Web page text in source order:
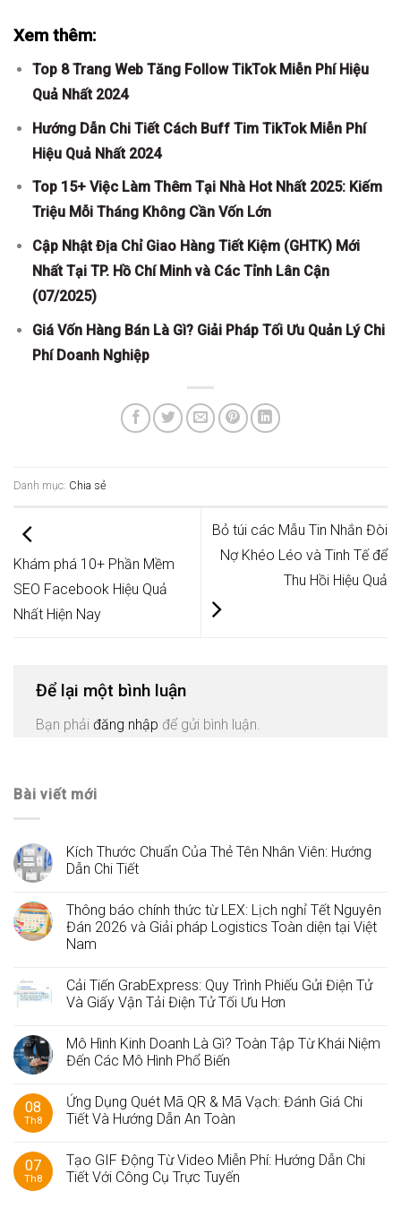
Xem thêm:
Top 8 Trang Web Tăng Follow TikTok Miễn Phí Hiệu
Quả Nhất 2024
Hướng Dẫn Chi Tiết Cách Buff Tim TikTok Miễn Phí
Hiệu Quả Nhất 2024
Top 15+ Việc Làm Thêm Tại Nhà Hot Nhất 2025: Kiếm
Triệu Mỗi Tháng Không Cần Vốn Lớn
Cập Nhật Địa Chỉ Giao Hàng Tiết Kiệm (GHTK) Mới
Nhất Tại TP. Hồ Chí Minh và Các Tỉnh Lân Cận
(07/2025)
Giá Vốn Hàng Bán Là Gì? Giải Pháp Tối Ưu Quản Lý Chi
Phí Doanh Nghiệp
Danh mục: Chia sẻ
Khám phá 10+ Phần Mềm
SEO Facebook Hiệu Quả
Nhất Hiện Nay
Bỏ túi các Mẫu Tin Nhắn Đòi
Nợ Khéo Léo và Tinh Tế để
Thu Hồi Hiệu Quả
Để lại một bình luận
Bạn phải đăng nhập để gửi bình luận.
Bài viết mới
Kích Thước Chuẩn Của Thẻ Tên Nhân Viên: Hướng
Dẫn Chi Tiết
Thông báo chính thức từ LEX: Lịch nghỉ Tết Nguyên
Đán 2026 và Giải pháp Logistics Toàn diện tại Việt
Nam
Cải Tiến GrabExpress: Quy Trình Phiếu Gửi Điện Tử
Và Giấy Vận Tải Điện Tử Tối Ưu Hơn
Mô Hình Kinh Doanh Là Gì? Toàn Tập Từ Khái Niệm
Đến Các Mô Hình Phổ Biến
08
Th8
Ứng Dụng Quét Mã QR & Mã Vạch: Đánh Giá Chi
Tiết Và Hướng Dẫn An Toàn
07
Th8
Tạo GIF Động Từ Video Miễn Phí: Hướng Dẫn Chi
Tiết Với Công Cụ Trực Tuyến